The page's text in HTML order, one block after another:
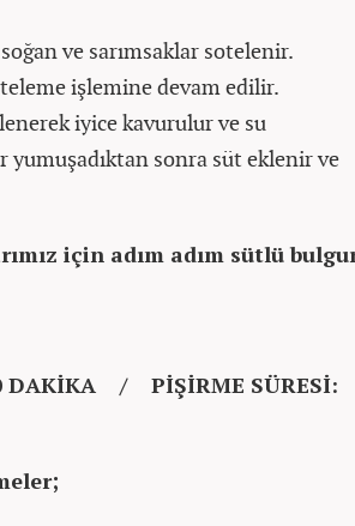
ve sarımsaklar sotelenir.
işlemine devam edilir.
iyice kavurulur ve su
yumuşadıktan sonra süt eklenir ve
için adım adım sütlü
/ PİŞİRME SÜRESİ: